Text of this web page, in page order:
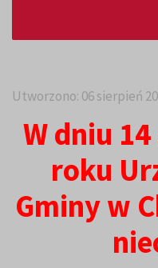
Utworzono: 06 sierpień
W dniu
roku
Gminy w